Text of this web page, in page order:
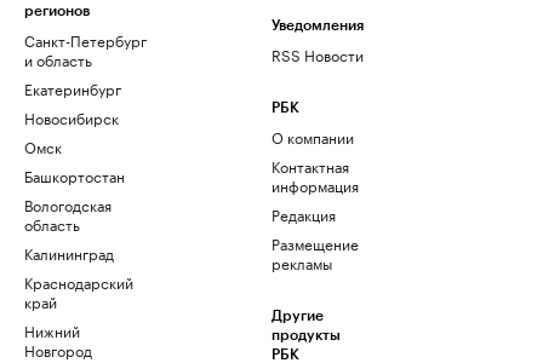
регионов
Санкт-Петербург
и область
Екатеринбург
Новосибирск
Омск
Башкортостан
Вологодская
область
Калининград
Краснодарский
край
Нижний
Новгород
Уведомления
RSS Новости
РБК
О компании
Контактная
информация
Редакция
Размещение
рекламы
Другие
продукты
РБК